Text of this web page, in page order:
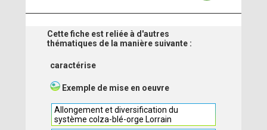
Cette fiche est reliée à d'autres
thématiques de la manière suivante :
caractérise
Exemple de mise en oeuvre
Allongement et diversification du
système colza-blé-orge Lorrain